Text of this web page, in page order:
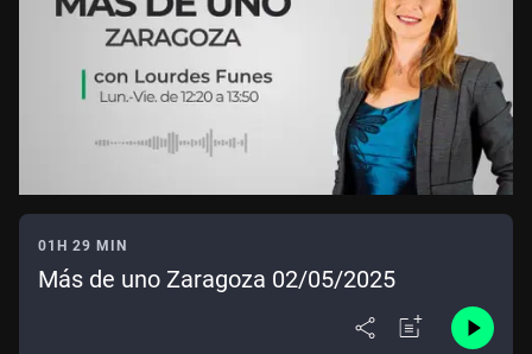
01H 29 MIN
Más de uno Zaragoza 02/05/2025